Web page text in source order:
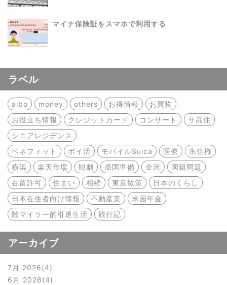
マイナ保険証をスマホで利用する
ラベル
aibo money others お得情報
お買物
お役立ち情報
クレジットカード コンサート
サ高住
シニアレジデンス
ベネフィット
ポイ活 モバイルSuica 医療
永住権
横浜
楽天市場 観劇 帰国準備 金沢
国籍問題
在留許可
住まい 相続 東京散策
日本のくらし
日本在住者向け情報
不動産業
米国年金
陸マイラー的引退生活
旅行記
アーカイブ
7月 2026 4
6月 2026 4